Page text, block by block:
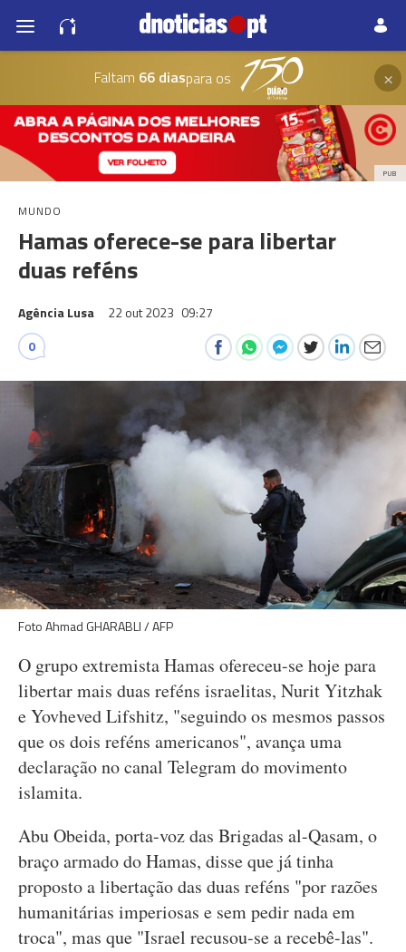
Faltam 66 diaspara os ×
PUB
MUNDO
Hamas oferece-se para libertar
duas reféns
Agência Lusa 22 out 2023 09:27
0
Foto Ahmad GHARABLI / AFP
O grupo extremista Hamas ofereceu-se hoje para
libertar mais duas reféns israelitas, Nurit Yitzhak
e Yovheved Lifshitz, "seguindo os mesmos passos
que os dois reféns americanos", avança uma
declaração no canal Telegram do movimento
islamita.
Abu Obeida, porta-voz das Brigadas al-Qasam, o
braço armado do Hamas, disse que já tinha
proposto a libertação das duas reféns "por razões
humanitárias imperiosas e sem pedir nada em
troca", mas que "Israel recusou-se a recebê-las".